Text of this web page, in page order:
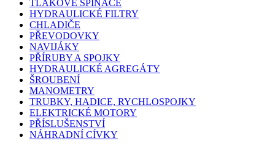
TLAKOVÉ SPÍNAČE
HYDRAULICKÉ FILTRY
CHLADIČE
PŘEVODOVKY
NAVIJÁKY
PŘÍRUBY A SPOJKY
HYDRAULICKÉ AGREGÁTY
ŠROUBENÍ
MANOMETRY
TRUBKY, HADICE, RYCHLOSPOJKY
ELEKTRICKÉ MOTORY
PŘÍSLUŠENSTVÍ
NÁHRADNÍ CÍVKY